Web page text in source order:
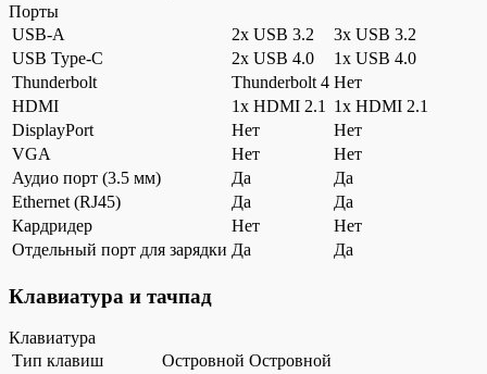
Порты
USB-A
2x USB 3.2
3x USB 3.2
USB Type-C
2x USB 4.0
1x USB 4.0
Thunderbolt
Thunderbolt 4 Нет
HDMI
1x HDMI 2.1
1x HDMI 2.1
DisplayPort
Нет
Нет
VGA
Нет
Нет
Аудио порт (3.5 мм)
Да
Да
Ethernet (RJ45)
Да
Да
Кардридер
Нет
Нет
Отдельный порт для зарядки Да Да
Клавиатура и тачпад
Клавиатура
Тип клавиш
Островной Островной